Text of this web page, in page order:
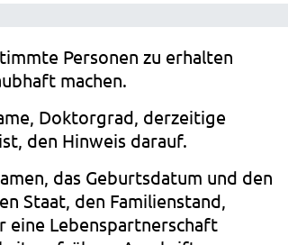
Personen zu erhalten
machen.
Doktorgrad, derzeitige
den Hinweis darauf.
das Geburtsdatum und den
Staat, den Familienstand,
eine Lebenspartnerschaft